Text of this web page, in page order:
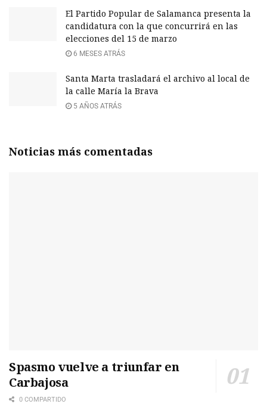
El Partido Popular de Salamanca presenta la
candidatura con la que concurrirá en las
elecciones del 15 de marzo
6 MESES ATRÁS
Santa Marta trasladará el archivo al local de
la calle María la Brava
5 AÑOS ATRÁS
Noticias más comentadas
Spasmo vuelve a triunfar en
Carbajosa
0 COMPARTIDO